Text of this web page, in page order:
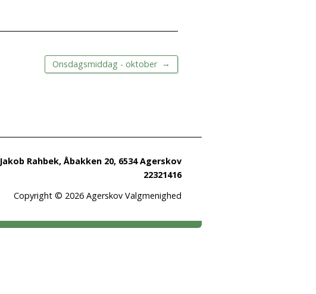
Onsdagsmiddag - oktober →
Jakob Rahbek, Åbakken 20, 6534 Agerskov
22321416
Copyright © 2026 Agerskov Valgmenighed